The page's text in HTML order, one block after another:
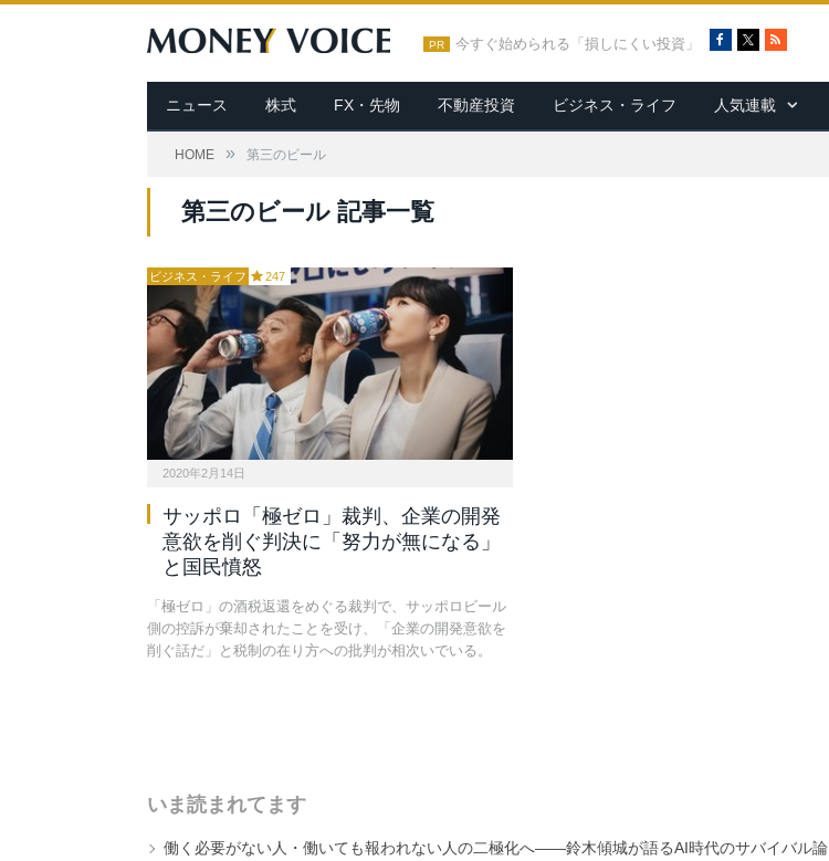
PR 今すぐ始められる「損しにくい投資」
c
e
b
R
S
ニュース 株式 FX・先物 不動産投資 ビジネス・ライフ 人気連載
HOME » 第三のビール
第三のビール 記事一覧
ビジネス・ライフ 247
2020年2月14日
サッポロ「極ゼロ」裁判、企業の開発
意欲を削ぐ判決に「努力が無になる」
と国民憤怒
「極ゼロ」の酒税返還をめぐる裁判で、サッポロビール
側の控訴が棄却されたことを受け、「企業の開発意欲を
削ぐ話だ」と税制の在り方への批判が相次いでいる。
いま読まれてます
働く必要がない人・働いても報われない人の二極化へ――鈴木傾城が語るAI時代のサバイバル論